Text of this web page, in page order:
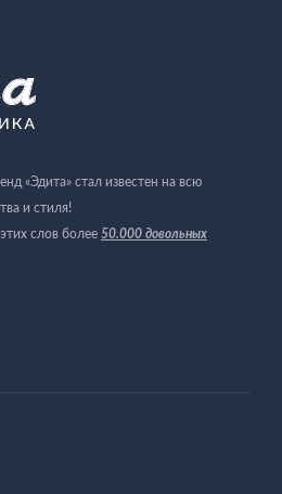
«Эдита» стал известен на всю
и стиля!
слов более 50.000 довольных